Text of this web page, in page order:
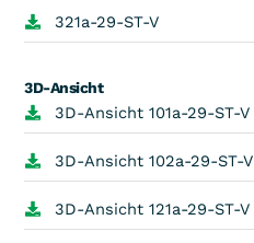
321a-29-ST-V
3D-Ansicht
3D-Ansicht 101a-29-ST-V
3D-Ansicht 102a-29-ST-V
3D-Ansicht 121a-29-ST-V